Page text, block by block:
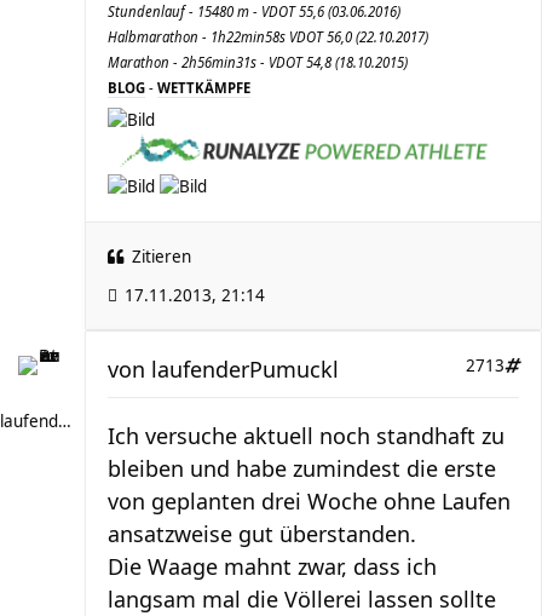
Stundenlauf - 15480 m - VDOT 55,6 (03.06.2016)
Halbmarathon - 1h22min58s VDOT 56,0 (22.10.2017)
Marathon - 2h56min31s - VDOT 54,8 (18.10.2015)
BLOG - WETTKÄMPFE
Zitieren
17.11.2013, 21:14
laufenderPumuckl
2713
von laufenderPumuckl
Ich versuche aktuell noch standhaft zu
bleiben und habe zumindest die erste
von geplanten drei Woche ohne Laufen
ansatzweise gut überstanden.
Die Waage mahnt zwar, dass ich
langsam mal die Völlerei lassen sollte